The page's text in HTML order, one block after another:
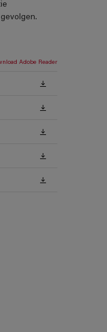
Adobe Reader